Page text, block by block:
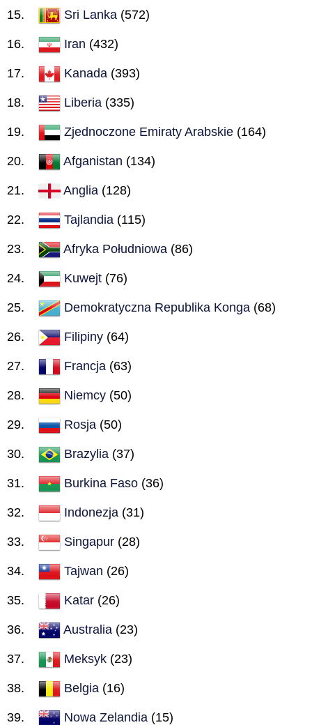
Sri Lanka (572)
Iran (432)
Kanada (393)
Liberia (335)
Zjednoczone Emiraty Arabskie (164)
Afganistan (134)
Anglia (128)
Tajlandia (115)
Afryka Południowa (86)
Kuwejt (76)
Demokratyczna Republika Konga (68)
Filipiny (64)
Francja (63)
Niemcy (50)
Rosja (50)
Brazylia (37)
Burkina Faso (36)
Indonezja (31)
Singapur (28)
Tajwan (26)
Katar (26)
Australia (23)
Meksyk (23)
Belgia (16)
Nowa Zelandia (15)